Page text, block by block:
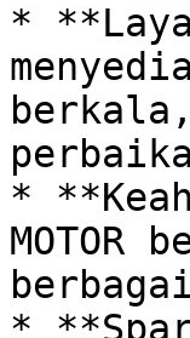
*
*
MOTOR
*